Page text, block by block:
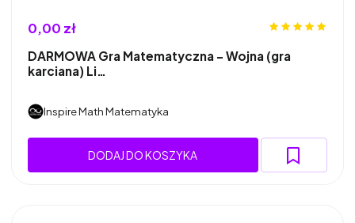
0,00 zł
DARMOWA Gra Matematyczna - Wojna (gra
karciana) Li…
Inspire Math Matematyka
DODAJ DO KOSZYKA